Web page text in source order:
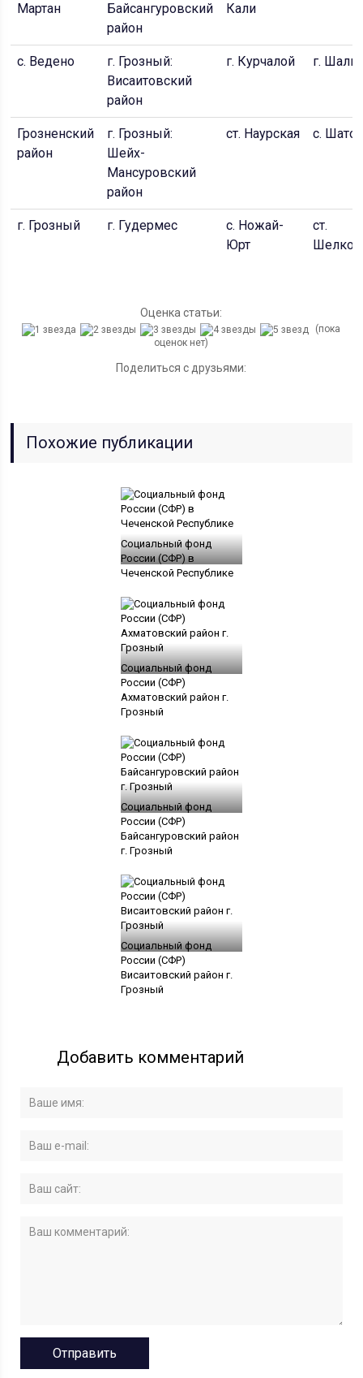
Мартан
Байсангуровский
район
Кали
с. Ведено
г. Грозный:
Висаитовский
район
г. Курчалой г. Шали
Грозненский
район
г. Грозный:
Шейх-
Мансуровский
район
ст. Наурская с.
г. Грозный г. Гудермес
с. Ножай-
Юрт
ст.
Оценка статьи:
(пока
оценок нет)
Поделиться с друзьями:
Похожие публикации
Социальный фонд
России (СФР) в
Чеченской Республике
Социальный фонд
России (СФР)
Ахматовский район г.
Грозный
Социальный фонд
России (СФР)
Байсангуровский район
г. Грозный
Социальный фонд
России (СФР)
Висаитовский район г.
Грозный
Добавить комментарий